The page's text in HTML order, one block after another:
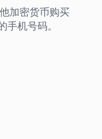
加密货币购买
机号码。